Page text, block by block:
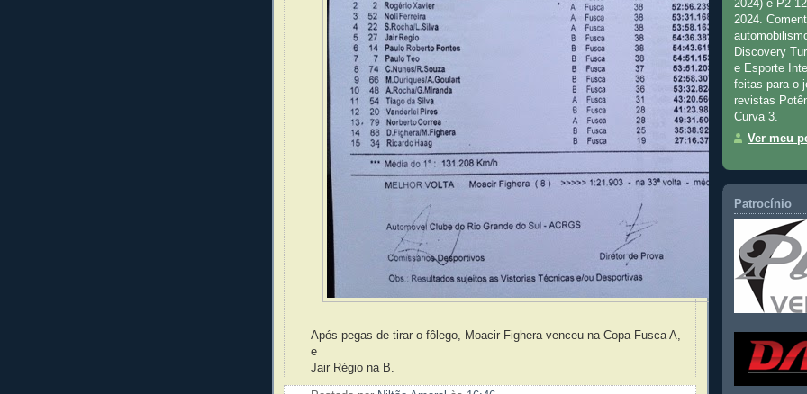
Após pegas de tirar o fôlego, Moacir Fighera venceu na Copa Fusca A,
e
Jair Régio na B.
2024) e P2
2024.
Discovery
e Esporte
feitas para o
revistas
Curva 3.
Ver meu
Patrocínio